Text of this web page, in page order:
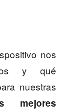
nos
y qué
nuestras
mejores